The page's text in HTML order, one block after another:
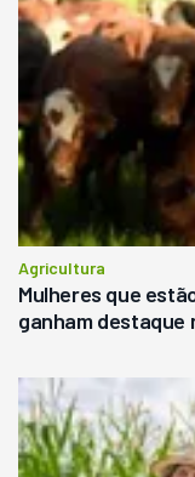
Agricultura
Mulheres que
ganham destaque